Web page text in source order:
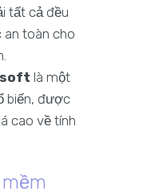
tất cả đều
an toàn cho
là một
biến, được
cao về tính